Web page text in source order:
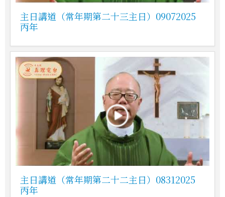
主日講道（常年期第二十三主日）09072025
丙年
主日講道（常年期第二十二主日）08312025
丙年